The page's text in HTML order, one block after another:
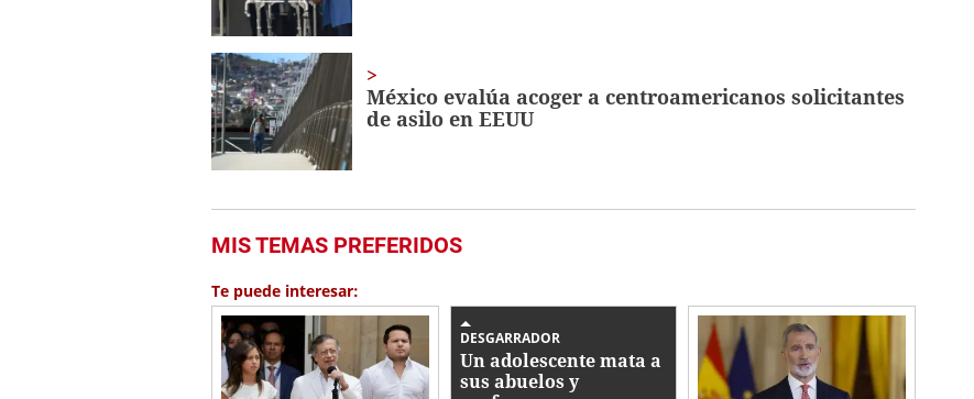
México evalúa acoger a centroamericanos solicitantes
de asilo en EEUU
MIS TEMAS PREFERIDOS
Te puede interesar:
DESGARRADOR
Un adolescente mata a
sus abuelos y